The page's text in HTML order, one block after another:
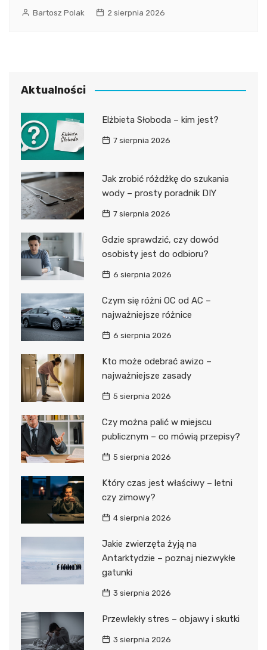
Bartosz Polak 2 sierpnia 2026
Aktualności
Elżbieta Słoboda – kim jest?
7 sierpnia 2026
Jak zrobić różdżkę do szukania
wody – prosty poradnik DIY
7 sierpnia 2026
Gdzie sprawdzić, czy dowód
osobisty jest do odbioru?
6 sierpnia 2026
Czym się różni OC od AC –
najważniejsze różnice
6 sierpnia 2026
Kto może odebrać awizo –
najważniejsze zasady
5 sierpnia 2026
Czy można palić w miejscu
publicznym – co mówią przepisy?
5 sierpnia 2026
Który czas jest właściwy – letni
czy zimowy?
4 sierpnia 2026
Jakie zwierzęta żyją na
Antarktydzie – poznaj niezwykłe
gatunki
3 sierpnia 2026
Przewlekły stres – objawy i skutki
3 sierpnia 2026